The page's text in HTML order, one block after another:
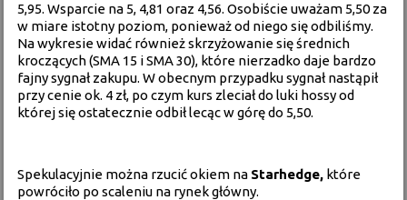
5,95. Wsparcie na 5, 4,81 oraz 4,56. Osobiście uważam 5,50 za
w miare istotny poziom, ponieważ od niego się odbiliśmy.
Na wykresie widać również skrzyżowanie się średnich
kroczących (SMA 15 i SMA 30), które nierzadko daje bardzo
fajny sygnał zakupu. W obecnym przypadku sygnał nastąpił
przy cenie ok. 4 zł, po czym kurs zleciał do luki hossy od
której się ostatecznie odbił lecąc w górę do 5,50.
Spekulacyjnie można rzucić okiem na Starhedge, które
powróciło po scaleniu na rynek główny.